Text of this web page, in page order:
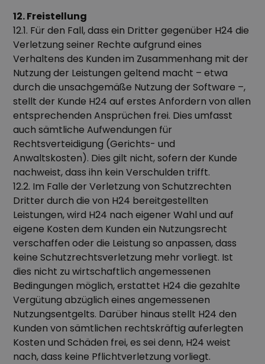
12. Freistellung
12.1. Für den Fall, dass ein Dritter gegenüber H24 die
Verletzung seiner Rechte aufgrund eines
Verhaltens des Kunden im Zusammenhang mit der
Nutzung der Leistungen geltend macht – etwa
durch die unsachgemäße Nutzung der Software –,
stellt der Kunde H24 auf erstes Anfordern von allen
entsprechenden Ansprüchen frei. Dies umfasst
auch sämtliche Aufwendungen für
Rechtsverteidigung (Gerichts- und
Anwaltskosten). Dies gilt nicht, sofern der Kunde
nachweist, dass ihn kein Verschulden trifft.
12.2. Im Falle der Verletzung von Schutzrechten
Dritter durch die von H24 bereitgestellten
Leistungen, wird H24 nach eigener Wahl und auf
eigene Kosten dem Kunden ein Nutzungsrecht
verschaffen oder die Leistung so anpassen, dass
keine Schutzrechtsverletzung mehr vorliegt. Ist
dies nicht zu wirtschaftlich angemessenen
Bedingungen möglich, erstattet H24 die gezahlte
Vergütung abzüglich eines angemessenen
Nutzungsentgelts. Darüber hinaus stellt H24 den
Kunden von sämtlichen rechtskräftig auferlegten
Kosten und Schäden frei, es sei denn, H24 weist
nach, dass keine Pflichtverletzung vorliegt.